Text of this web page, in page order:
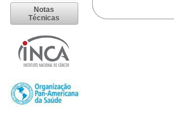
Notas
Técnicas
C18 - COLON